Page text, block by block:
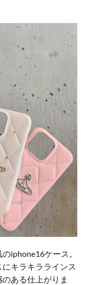
iphone16ケース。
キラキララインス
ある仕上がりま